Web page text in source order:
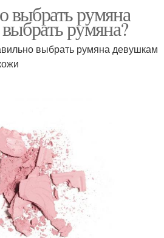
выбрать румяна
румяна?
выбрать румяна девушкам